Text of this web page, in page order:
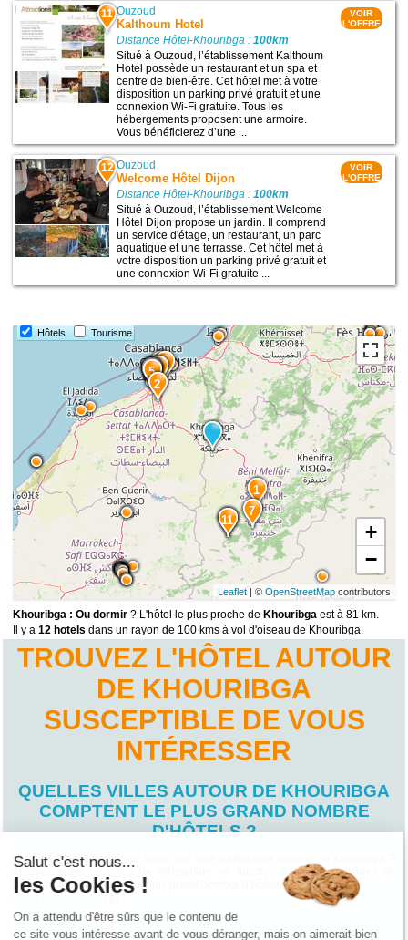
11 Ouzoud
Kalthoum Hotel
Distance Hôtel-Khouribga :100km
Situé à Ouzoud, l’établissement Kalthoum
Hotel possède un restaurant et un spa et
centre de bien-être. Cet hôtel met à votre
disposition un parking privé gratuit et une
connexion Wi-Fi gratuite. Tous les
hébergements proposent une armoire.
Vous bénéficierez d’une ...
VOIR
L'OFFRE
12 Ouzoud
Welcome Hôtel Dijon
Distance Hôtel-Khouribga :100km
Situé à Ouzoud, l’établissement Welcome
Hôtel Dijon propose un jardin. Il comprend
un service d'étage, un restaurant, un parc
aquatique et une terrasse. Cet hôtel met à
votre disposition un parking privé gratuit et
une connexion Wi-Fi gratuite ...
VOIR
L'OFFRE
Hôtels Tourisme
12
11
10
9
8
7
6
543
2
1
+
−
Leaflet| © OpenStreetMapcontributors
Khouribga : Ou dormir ? L'hôtel le plus proche de Khouribga est à 81 km.
Il y a12 hotels dans un rayon de 100 kms à vol d'oiseau de Khouribga.
TROUVEZ L'HÔTEL AUTOUR
DE KHOURIBGA
SUSCEPTIBLE DE VOUS
INTÉRESSER
QUELLES VILLES AUTOUR DE KHOURIBGA
COMPTENT LE PLUS GRAND NOMBRE
D'HÔTELS ?
Vous souhaitez séjourner dans une ville particulière proche de Khouribga ?
Trouvez votre futur lieu de villégiature en fonction des villes voisines de
Khouribga qui comptent le plus grand nombre d’hôtels !
Hôtel Ouzoud(2)
Salut c'est nous...
les Cookies !
On a attendu d'être sûrs que le contenu de
ce site vous intéresse avant de vous déranger, mais on aimerait bien